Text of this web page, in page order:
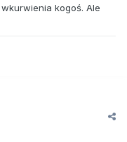
kogoś. Ale